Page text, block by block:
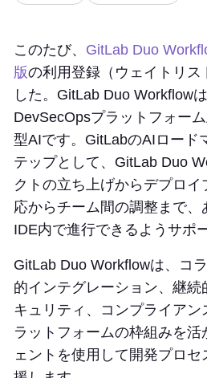
このたび、 GitLab Duo
版の利用登録（ウェイトリス
した。GitLab Duo Workflow
DevSecOpsプラットフォー
型AIです。GitLabのAIロード
テップとして、GitLab Duo
クトの立ち上げからデプロ
応からチーム間の調整まで、
IDE内で進行できるようサポ
GitLab Duo Workflowは、コ
的インテグレーション、継
キュリティ、コンプライア
ラットフォームの枠組みを
ェントを使用して開発プロ